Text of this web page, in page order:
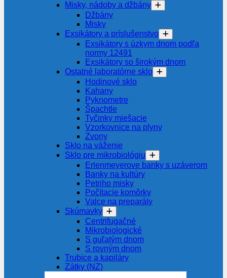
Misky, nádoby a džbány
Džbány
Misky
Exsikátory a príslušenstvo
Exsikátory s úzkym dnom podľa
normy 12491
Exsikátory so širokým dnom
Ostatné laboratórne sklo
Hodinové sklo
Kahany
Pyknometre
Špachtle
Tyčinky miešacie
Vzorkovnice na plyny
Zvony
Sklo na váženie
Sklo pre mikrobiológiu
Erlenmeyerove banky s uzáverom
Banky na kultúry
Petriho misky
Počítacie komôrky
Valce na preparáty
Skúmavky
Centrifugačné
Mikrobiologické
S guľatým dnom
S rovným dnom
Trubice a kapiláry
Zátky (NZ)